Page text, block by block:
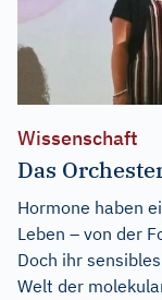
Wissenschaft
Das
Hormone haben
Leben – von der
Doch ihr
Welt der